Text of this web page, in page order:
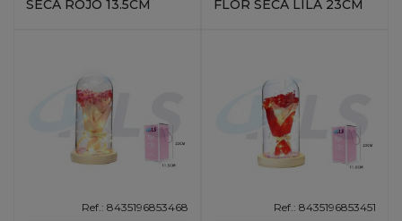
SECA ROJO 13.5CM
FLOR SECA LILA 23CM
Ref.: 8435196853468 Ref.: 8435196853451